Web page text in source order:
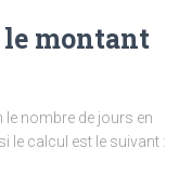
le montant
le nombre de jours en
le calcul est le suivant :